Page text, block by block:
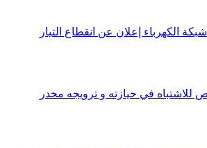
الكهرباء إعلان عن انقطاع التيار
في حيازته و ترويجه مخدر